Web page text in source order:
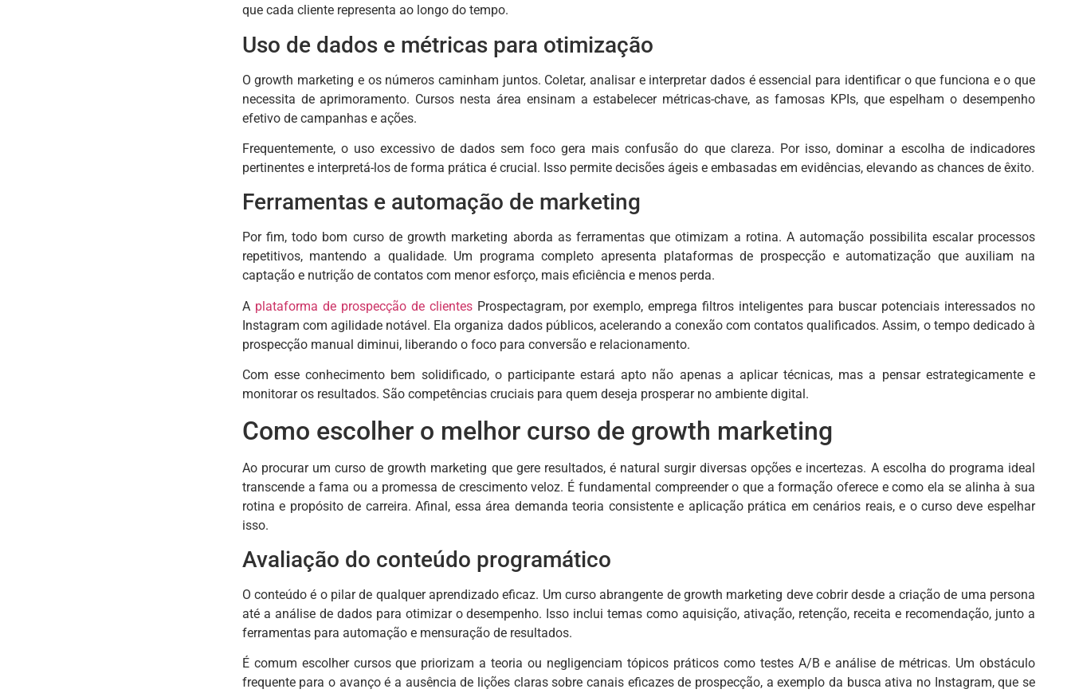
que cada cliente representa ao longo do tempo.
Uso de dados e métricas para otimização
O growth marketing e os números caminham juntos. Coletar, analisar e interpretar dados é essencial para identificar o que funciona e o que
necessita de aprimoramento. Cursos nesta área ensinam a estabelecer métricas-chave, as famosas KPIs, que espelham o desempenho
efetivo de campanhas e ações.
Frequentemente, o uso excessivo de dados sem foco gera mais confusão do que clareza. Por isso, dominar a escolha de indicadores
pertinentes e interpretá-los de forma prática é crucial. Isso permite decisões ágeis e embasadas em evidências, elevando as chances de êxito.
Ferramentas e automação de marketing
Por fim, todo bom curso de growth marketing aborda as ferramentas que otimizam a rotina. A automação possibilita escalar processos
repetitivos, mantendo a qualidade. Um programa completo apresenta plataformas de prospecção e automatização que auxiliam na
captação e nutrição de contatos com menor esforço, mais eficiência e menos perda.
A plataforma de prospecção de clientesProspectagram, por exemplo, emprega filtros inteligentes para buscar potenciais interessados no
Instagram com agilidade notável. Ela organiza dados públicos, acelerando a conexão com contatos qualificados. Assim, o tempo dedicado à
prospecção manual diminui, liberando o foco para conversão e relacionamento.
Com esse conhecimento bem solidificado, o participante estará apto não apenas a aplicar técnicas, mas a pensar estrategicamente e
monitorar os resultados. São competências cruciais para quem deseja prosperar no ambiente digital.
Como escolher o melhor curso de growth marketing
Ao procurar um curso de growth marketing que gere resultados, é natural surgir diversas opções e incertezas. A escolha do programa ideal
transcende a fama ou a promessa de crescimento veloz. É fundamental compreender o que a formação oferece e como ela se alinha à sua
rotina e propósito de carreira. Afinal, essa área demanda teoria consistente e aplicação prática em cenários reais, e o curso deve espelhar
isso.
Avaliação do conteúdo programático
O conteúdo é o pilar de qualquer aprendizado eficaz. Um curso abrangente de growth marketing deve cobrir desde a criação de uma persona
até a análise de dados para otimizar o desempenho. Isso inclui temas como aquisição, ativação, retenção, receita e recomendação, junto a
ferramentas para automação e mensuração de resultados.
É comum escolher cursos que priorizam a teoria ou negligenciam tópicos práticos como testes A/B e análise de métricas. Um obstáculo
frequente para o avanço é a ausência de lições claras sobre canais eficazes de prospecção, a exemplo da busca ativa no Instagram, que se